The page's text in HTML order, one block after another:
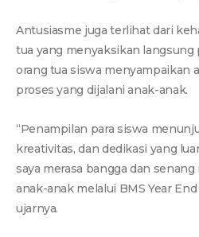
Antusiasme juga terlihat dari
tua yang menyaksikan langsung
orang tua siswa menyampaikan
proses yang dijalani anak-anak.
“Penampilan para siswa
kreativitas, dan dedikasi yang
saya merasa bangga dan
anak-anak melalui BMS Year
ujarnya.